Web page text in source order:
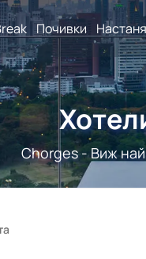
Почивки
Chorges - Виж